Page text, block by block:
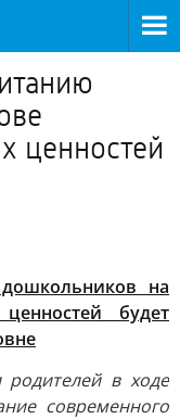
ценностей
на
будет
родителей в ходе
современного